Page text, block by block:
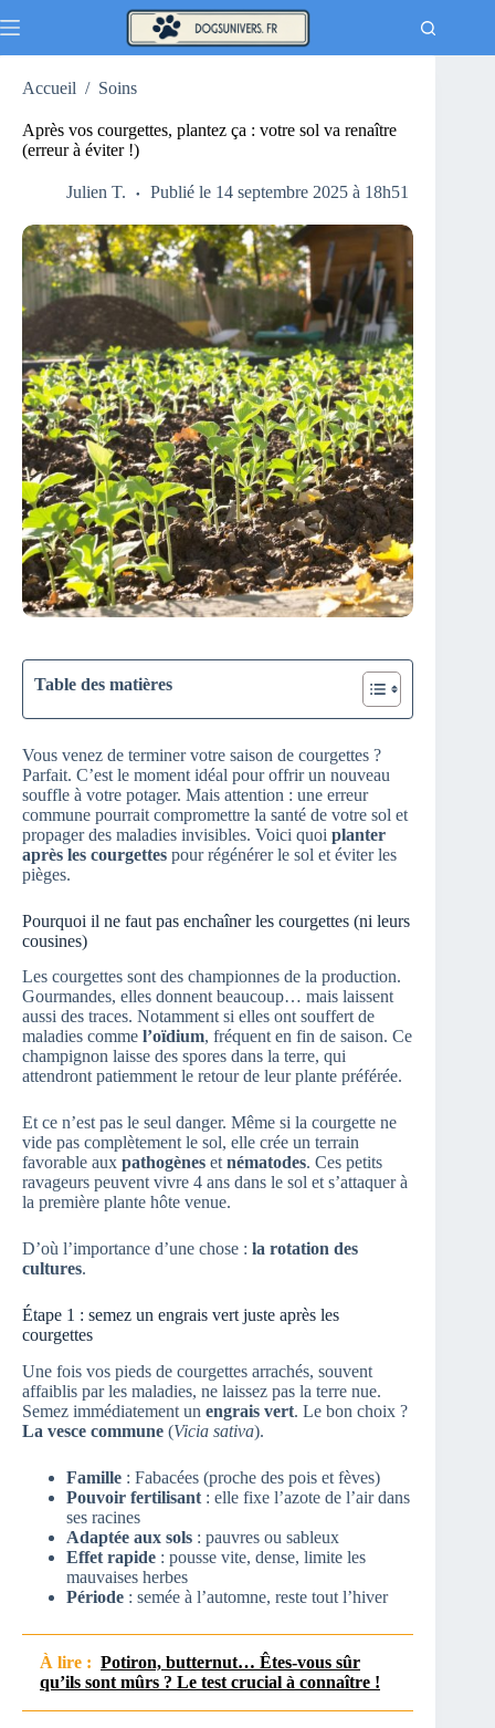
au
Accueil / Soins
Après vos courgettes, plantez ça : votre sol va renaître
(erreur à éviter !)
Julien T. Publié le 14 septembre 2025 à 18h51
Table des matières
Vous venez de terminer votre saison de courgettes ?
Parfait. C’est le moment idéal pour offrir un nouveau
souffle à votre potager. Mais attention : une erreur
commune pourrait compromettre la santé de votre sol et
propager des maladies invisibles. Voici quoi planter
après les courgettes pour régénérer le sol et éviter les
pièges.
Pourquoi il ne faut pas enchaîner les courgettes (ni leurs
cousines)
Les courgettes sont des championnes de la production.
Gourmandes, elles donnent beaucoup… mais laissent
aussi des traces. Notamment si elles ont souffert de
maladies comme l’oïdium, fréquent en fin de saison. Ce
champignon laisse des spores dans la terre, qui
attendront patiemment le retour de leur plante préférée.
Et ce n’est pas le seul danger. Même si la courgette ne
vide pas complètement le sol, elle crée un terrain
favorable aux pathogènes et nématodes. Ces petits
ravageurs peuvent vivre 4 ans dans le sol et s’attaquer à
la première plante hôte venue.
D’où l’importance d’une chose : la rotation des
cultures.
Étape 1 : semez un engrais vert juste après les
courgettes
Une fois vos pieds de courgettes arrachés, souvent
affaiblis par les maladies, ne laissez pas la terre nue.
Semez immédiatement un engrais vert. Le bon choix ?
La vesce commune (Vicia sativa).
Famille : Fabacées (proche des pois et fèves)
Pouvoir fertilisant : elle fixe l’azote de l’air dans
ses racines
Adaptée aux sols : pauvres ou sableux
Effet rapide : pousse vite, dense, limite les
mauvaises herbes
Période : semée à l’automne, reste tout l’hiver
À lire : Potiron, butternut… Êtes-vous sûr
qu’ils sont mûrs ? Le test crucial à connaître !